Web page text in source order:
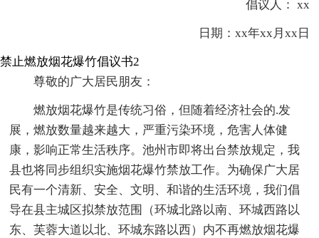
倡议人： xx
日期：xx年xx月xx日
禁止燃放烟花爆竹倡议书2
尊敬的广大居民朋友：
燃放烟花爆竹是传统习俗，但随着经济社会的.发
展，燃放数量越来越大，严重污染环境，危害人体健
康，影响正常生活秩序。池州市即将出台禁放规定，我
县也将同步组织实施烟花爆竹禁放工作。为确保广大居
民有一个清新、安全、文明、和谐的生活环境，我们倡
导在县主城区拟禁放范围（环城北路以南、环城西路以
东、芙蓉大道以北、环城东路以西）内不再燃放烟花爆